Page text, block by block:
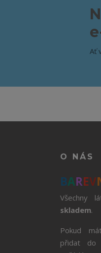
Ať
O NÁS
BAREV
Všechny
skladem.
Pokud
přidat do